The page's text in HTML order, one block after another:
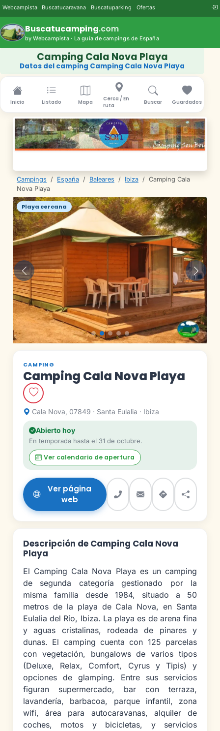
Webcampista Buscatucaravana Buscatuparking Ofertas
Buscatucamping.com
by Webcampista · La guía de campings de España
Camping Cala Nova Playa
Datos del camping Camping Cala Nova Playa
Inicio Listado Mapa
Cerca / En
ruta
Buscar Guardados
Campings / España / Baleares / Ibiza / Camping Cala
Nova Playa
Playa cercana
Anterior
CAMPING
Camping Cala Nova Playa
Cala Nova, 07849 · Santa Eulalia · Ibiza
Abierto hoy
En temporada hasta el 31 de octubre.
Ver calendario de apertura
Ver página
web
Descripción de Camping Cala Nova
Playa
El Camping Cala Nova Playa es un camping
de segunda categoría gestionado por la
misma familia desde 1984, situado a 50
metros de la playa de Cala Nova, en Santa
Eulalia del Río, Ibiza. La playa es de arena fina
y aguas cristalinas, rodeada de pinares y
dunas. El camping cuenta con 125 parcelas
con vegetación, bungalows de varios tipos
(Deluxe, Relax, Comfort, Cyrus y Tipis) y
opciones de glamping. Entre sus servicios
figuran supermercado, bar con terraza,
lavandería, barbacoa, parque infantil, zona
wifi, área para autocaravanas, alquiler de
coches, motos y bicicletas, y servicios